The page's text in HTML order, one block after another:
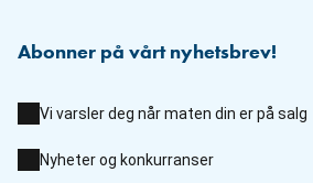
Abonner på vårt nyhetsbrev!
Vi varsler deg når maten din er på salg
Nyheter og konkurranser